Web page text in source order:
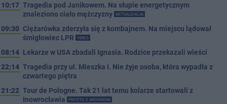
10:17 Tragedia pod Janikowem. Na słupie energetycznym
znaleziono ciało mężczyzny
AKTUALIZACJA
09:30 Ciężarówka zderzyła się z kombajnem. Na miejscu lądował
śmigłowiec LPR
VIDEO
08:14 Lekarze w USA zbadali Ignasia. Rodzice przekazali wieści
22:14 Tragedia przy ul. Mieszka I. Nie żyje osoba, która wypadła z
czwartego piętra
21:22 Tour de Pologne. Tak 21 lat temu kolarze startowali z
Inowrocławia
PROSTO Z ARCHIWUM